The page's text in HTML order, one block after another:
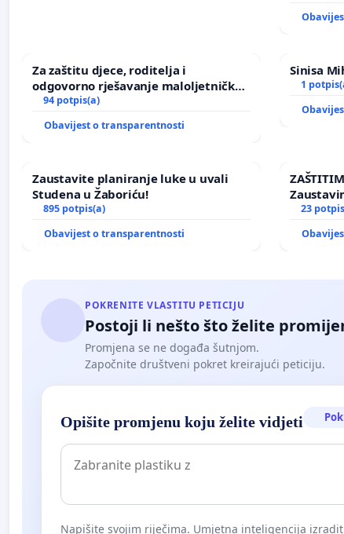
Za zaštitu djece, roditelja i
odgovorno rješavanje maloljetničkog
nasilja
94 potpis(a)
Obavijest o transparentnosti
Sinisa
1
Zaustavite planiranje luke u uvali
Studena u Žaboriću!
895 potpis(a)
Obavijest o transparentnosti
Ugljana
23
POKRENITE VLASTITU PETICIJU
Postoji li nešto što želite
Promjena se ne događa šutnjom.
Započnite društveni pokret kreirajući peticiju.
Opišite promjenu koju želite vidjeti
Napišite svojim riječima. Umjetna inteligencija